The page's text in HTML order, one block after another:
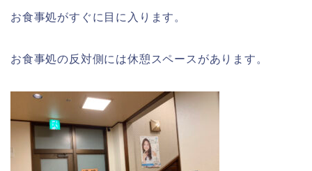
お食事処がすぐに目に入ります。
お食事処の反対側には休憩スペースがあります。